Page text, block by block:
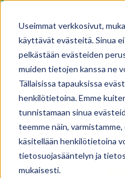
Useimmat verkkosivut,
käyttävät evästeitä. Sinua
pelkästään evästeiden
muiden tietojen kanssa ne
Tällaisissa tapauksissa
henkilötietoina. Emme
tunnistamaan sinua
teemme näin,
käsitellään henkilötietoina
tietosuojasääntelyn ja
mukaisesti.
Skip
content